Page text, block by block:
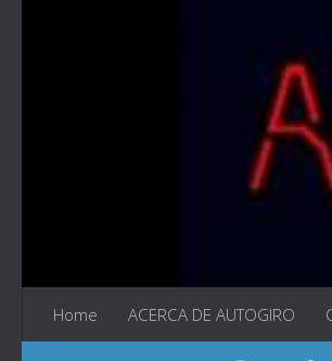
Home ACERCA DE AUTOGIRO